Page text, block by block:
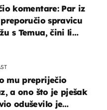
komentare: Par iz
spravicu
s Temua, čini li
mu prepriječio
a ono što je pješak
oduševilo je